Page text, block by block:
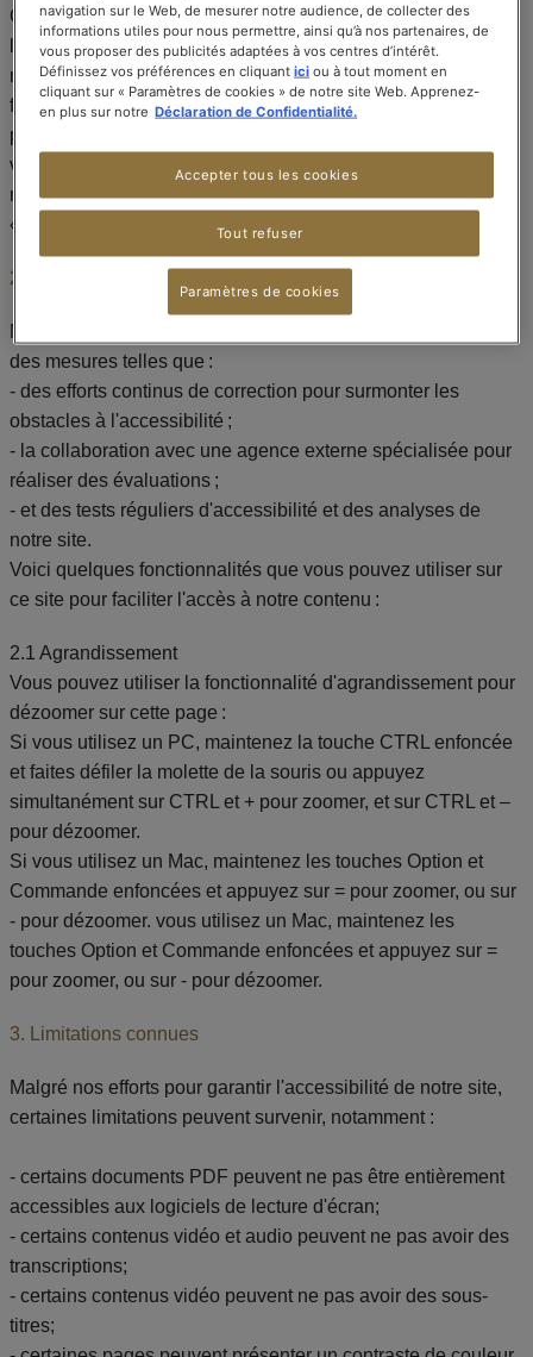
Ce site est partiellement conforme aux Règles pour
l'accessibilité des contenus Web(WCAG) 2.1 niveau AA. La
mention de conformité partielle indique que certaines
fonctionnalités ou contenus du site ne respectent pas
pleinement les exigences de la norme d’accessibilité en
vigueur. Pour les fonctionnalités et contenus susceptibles de
ne pas être accessibles, veuillez consulter la section
« Limitations connues » ci-dessous.
2. Mesures mises en place pour garantir l'accessibilité
Nous nous efforçons d'améliorer l'accessibilité en prenant
des mesures telles que :
- des efforts continus de correction pour surmonter les
obstacles à l'accessibilité ;
- la collaboration avec une agence externe spécialisée pour
réaliser des évaluations ;
- et des tests réguliers d'accessibilité et des analyses de
notre site.
Voici quelques fonctionnalités que vous pouvez utiliser sur
ce site pour faciliter l'accès à notre contenu :
2.1 Agrandissement
Vous pouvez utiliser la fonctionnalité d'agrandissement pour
dézoomer sur cette page :
Si vous utilisez un PC, maintenez la touche CTRL enfoncée
et faites défiler la molette de la souris ou appuyez
simultanément sur CTRL et + pour zoomer, et sur CTRL et –
pour dézoomer.
Si vous utilisez un Mac, maintenez les touches Option et
Commande enfoncées et appuyez sur = pour zoomer, ou sur
- pour dézoomer. vous utilisez un Mac, maintenez les
touches Option et Commande enfoncées et appuyez sur =
pour zoomer, ou sur - pour dézoomer.
3. Limitations connues
Malgré nos efforts pour garantir l'accessibilité de notre site,
certaines limitations peuvent survenir, notamment :
- certains documents PDF peuvent ne pas être entièrement
accessibles aux logiciels de lecture d'écran;
- certains contenus vidéo et audio peuvent ne pas avoir des
transcriptions;
- certains contenus vidéo peuvent ne pas avoir des sous-
titres;
navigation sur le Web, de mesurer notre audience, de collecter des
informations utiles pour nous permettre, ainsi qu’à nos partenaires, de
vous proposer des publicités adaptées à vos centres d’intérêt.
Définissez vos préférences en cliquantici ou à tout moment en
cliquant sur « Paramètres de cookies » de notre site Web. Apprenez-
en plus sur notre Déclaration de Confidentialité.
Tout refuser
Accepter tous les cookies
Paramètres de cookies